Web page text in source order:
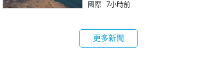
國際 7小時前
更多新聞